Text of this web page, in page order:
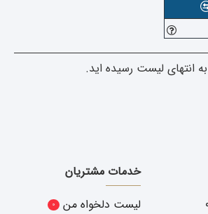
انتهای لیست رسیده اید.
خدمات مشتریان
لیست دلخواه من
0